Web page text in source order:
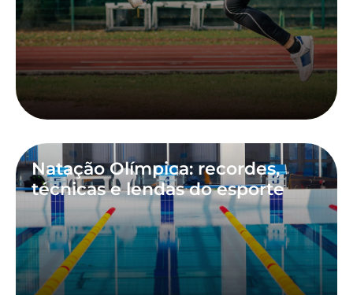
Natação Olímpica: recordes,
técnicas e lendas do esporte